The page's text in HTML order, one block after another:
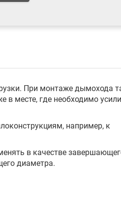
При монтаже дымохода
в месте, где необходимо
например, к
в качестве
диаметра.